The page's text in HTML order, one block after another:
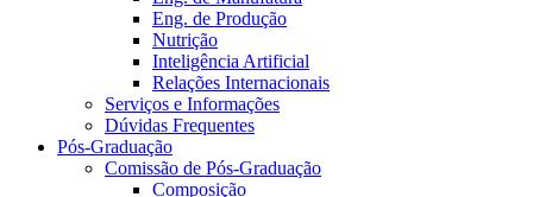
Eng. de Produção
Nutrição
Inteligência Artificial
Relações Internacionais
Serviços e Informações
Dúvidas Frequentes
Pós-Graduação
Comissão de Pós-Graduação
Composição